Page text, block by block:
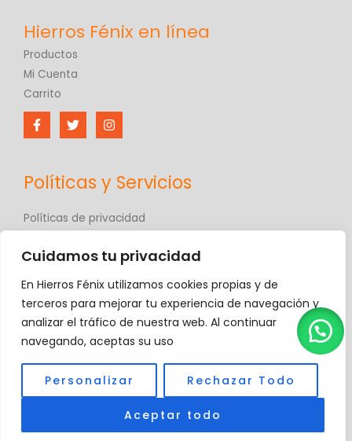
Cuidamos tu privacidad
En Hierros Fénix utilizamos cookies propias y de
terceros para mejorar tu experiencia de navegación y
analizar el tráfico de nuestra web. Al continuar
navegando, aceptas su uso
Personalizar Rechazar Todo
Aceptar todo
Productos
Mi Cuenta
Carrito
Políticas y Servicios
Políticas de privacidad
Términos y condiciones
Contáctanos
Copyright © 2026 Hierros Fénix, C.A.